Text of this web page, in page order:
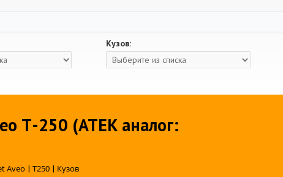
Кузов:
Т-250 (ATEK аналог:
Aveo | T250 | Кузов